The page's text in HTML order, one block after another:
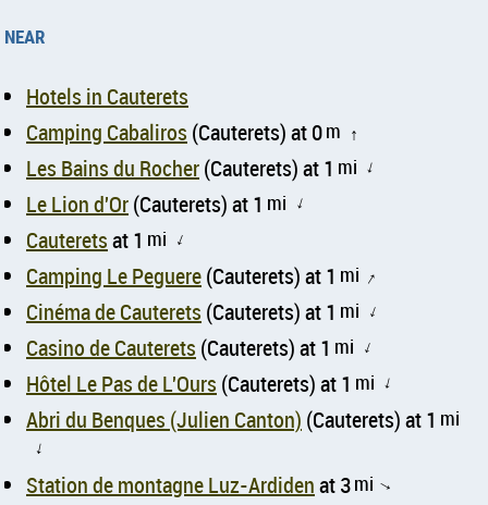
near
Hotels in Cauterets
Camping Cabaliros (Cauterets) at 0m ↑
Les Bains du Rocher(Cauterets) at 1 mi ↑
Le Lion d'Or(Cauterets) at 1 mi ↑
Cauteretsat 1 mi ↑
Camping Le Peguere(Cauterets) at 1 mi ↑
Cinéma de Cauterets (Cauterets) at 1 mi ↑
Casino de Cauterets (Cauterets) at 1 mi ↑
Hôtel Le Pas de L'Ours (Cauterets) at 1 mi ↑
Abri du Benques (Julien Canton) (Cauterets) at 1 mi
↑
Station de montagne Luz-Ardidenat 3mi ↑